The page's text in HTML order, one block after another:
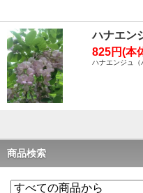
ハナエン
825円(本
ハナエンジュ（
商品検索